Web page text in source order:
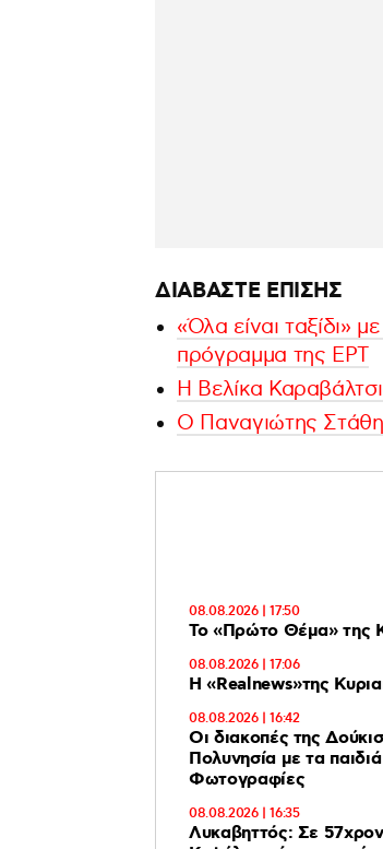
ΔΙΑΒΑΣΤΕ ΕΠΙΣΗΣ
«Όλα είναι ταξίδι»
πρόγραμμα της ΕΡΤ
Η Βελίκα
Ο Παναγιώτης
08.08.2026 | 17:50
Το «Πρώτο Θέμα» της
08.08.2026 | 17:06
Η «Realnews»της
08.08.2026 | 16:42
Οι διακοπές της
Πολυνησία με τα
Φωτογραφίες
08.08.2026 | 16:35
Λυκαβηττός: Σε